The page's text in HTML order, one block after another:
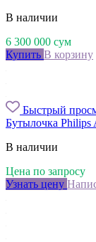
В наличии
6 300 000 сум
Купить В корзину
Быстрый
Бутылочка Philips
В наличии
Цена по запросу
Узнать цену